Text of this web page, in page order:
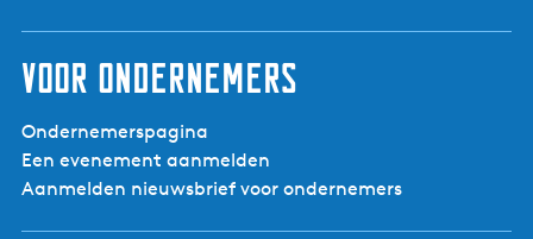
Mountainbike
Ja
Toerfiets
Voor ondernemers
Ondernemerspagina
Een evenement aanmelden
Aanmelden nieuwsbrief voor ondernemers